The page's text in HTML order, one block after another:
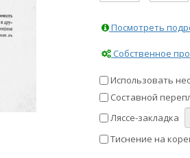
Посмотреть
Собственное
Использовать
Составной
Ляссе-закладка
Тиснение на